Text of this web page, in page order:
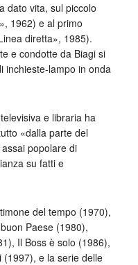
dato vita, sul piccolo
1962) e al primo
diretta», 1985).
e condotte da Biagi si
inchieste-lampo in onda
e libraria ha
«dalla parte del
popolare di
su fatti e
del tempo (1970),
Paese (1980),
Il Boss è solo (1986),
e la serie delle